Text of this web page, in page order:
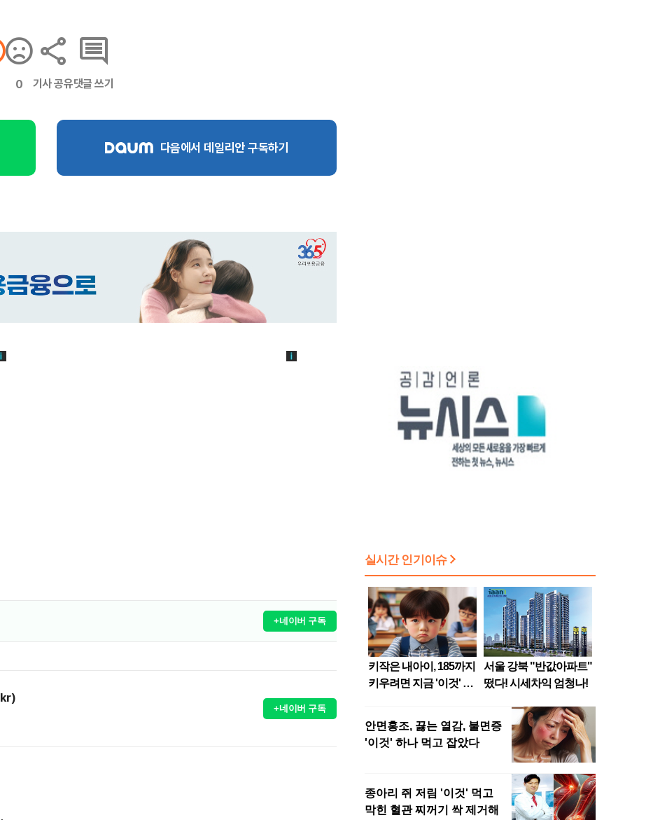
0 기사 공유댓글 쓰기
다음에서 데일리안 구독하기
+네이버 구독
+네이버 구독